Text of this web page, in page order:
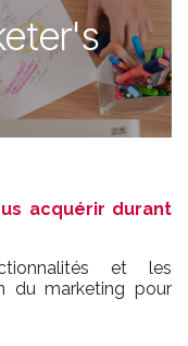
acquérir durant
et les
du marketing pour